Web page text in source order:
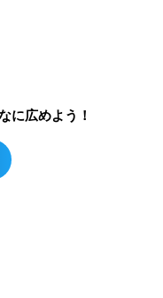
に広めよう！